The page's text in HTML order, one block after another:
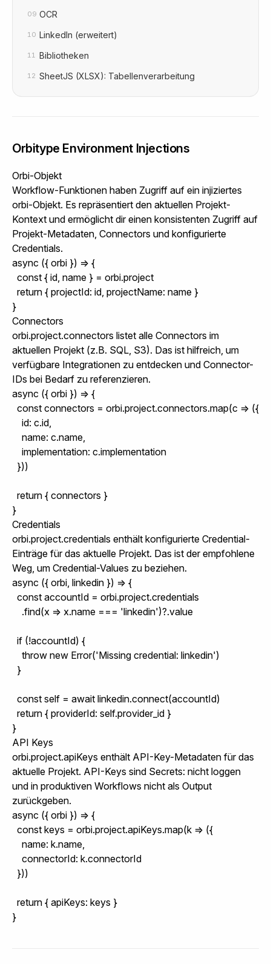
09 OCR
10 LinkedIn (erweitert)
11 Bibliotheken
12 SheetJS (XLSX): Tabellenverarbeitung
Orbitype Environment Injections
Orbi-Objekt
Workflow-Funktionen haben Zugriff auf ein injiziertes
orbi-Objekt. Es repräsentiert den aktuellen Projekt-
Kontext und ermöglicht dir einen konsistenten Zugriff auf
Projekt-Metadaten, Connectors und konfigurierte
Credentials.
async ({ orbi }) => {
  const { id, name } = orbi.project
  return { projectId: id, projectName: name }
}
Connectors
orbi.project.connectors listet alle Connectors im
aktuellen Projekt (z.B. SQL, S3). Das ist hilfreich, um
verfügbare Integrationen zu entdecken und Connector-
IDs bei Bedarf zu referenzieren.
async ({ orbi }) => {
  const connectors = orbi.project.connectors.map(c => ({
    id: c.id,
    name: c.name,
    implementation: c.implementation
  }))
  return { connectors }
}
Credentials
orbi.project.credentials enthält konfigurierte Credential-
Einträge für das aktuelle Projekt. Das ist der empfohlene
Weg, um Credential-Values zu beziehen.
async ({ orbi, linkedin }) => {
  const accountId = orbi.project.credentials
    .find(x => x.name === 'linkedin')?.value
  if (!accountId) {
    throw new Error('Missing credential: linkedin')
  }
  const self = await linkedin.connect(accountId)
  return { providerId: self.provider_id }
}
API Keys
orbi.project.apiKeys enthält API-Key-Metadaten für das
aktuelle Projekt. API-Keys sind Secrets: nicht loggen
und in produktiven Workflows nicht als Output
zurückgeben.
async ({ orbi }) => {
  const keys = orbi.project.apiKeys.map(k => ({
    name: k.name,
    connectorId: k.connectorId
  }))
  return { apiKeys: keys }
}